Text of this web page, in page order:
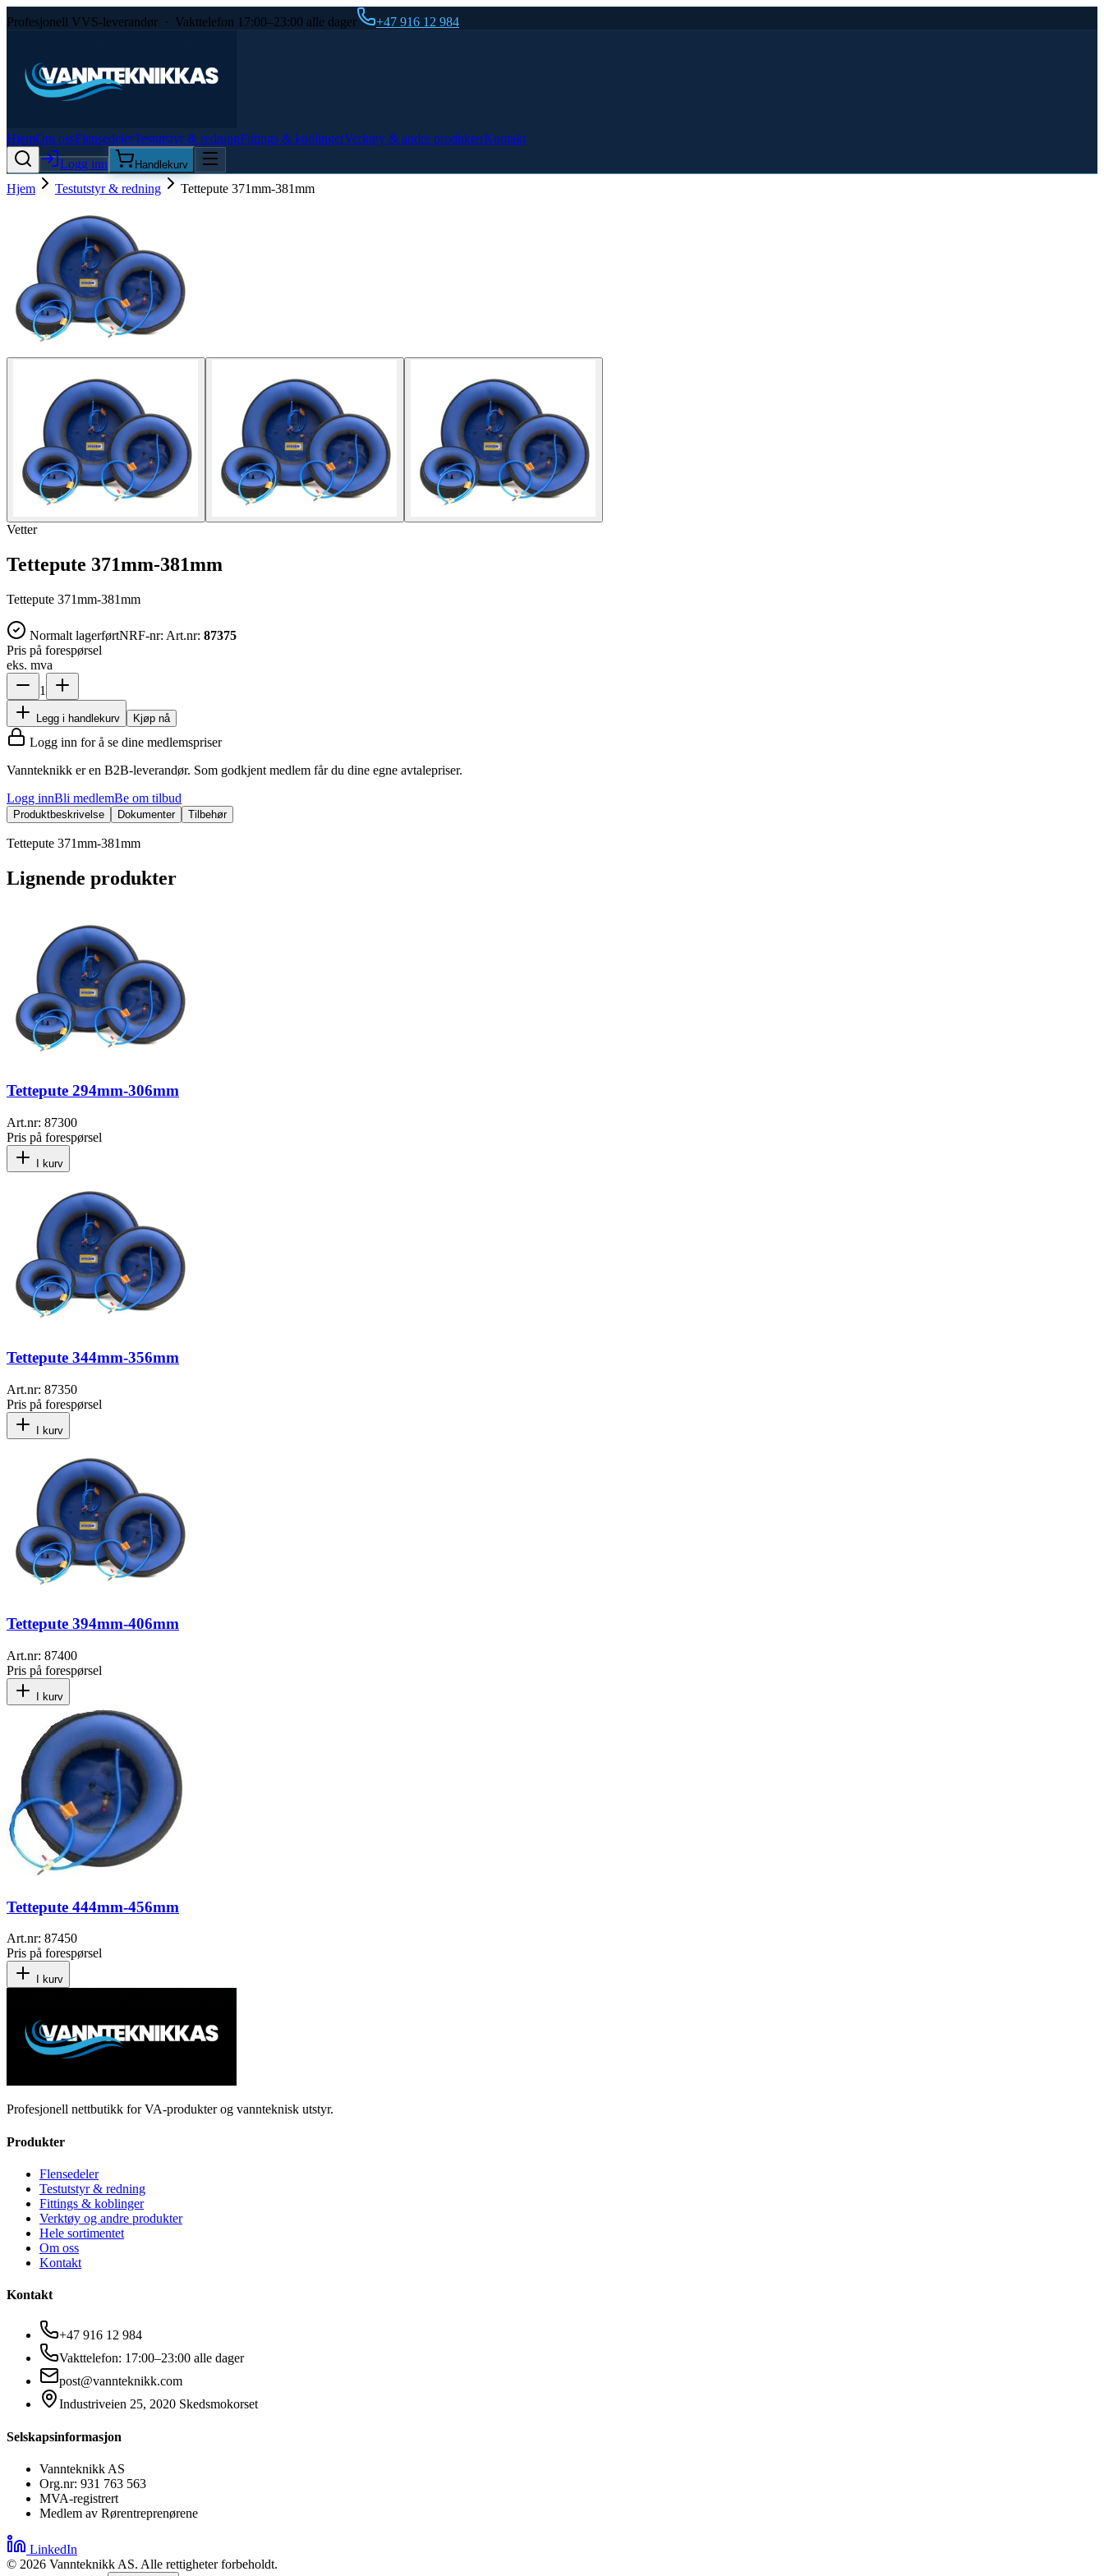
Profesjonell VVS-leverandør · Vakttelefon 17:00–23:00 alle dager +47 916 12 984
HjemOm ossFlensedelerTestutstyr & redningFittings & koblingerVerktøy & andre produkterKontakt
Logg inn
Handlekurv
Hjem Testutstyr & redning Tettepute 371mm-381mm
Vetter
Tettepute 371mm-381mm
Tettepute 371mm-381mm
Normalt lagerførtNRF-nr: Art.nr: 87375
Pris på forespørsel
eks. mva
1
Legg i handlekurv Kjøp nå
Logg inn for å se dine medlemspriser
Vannteknikk er en B2B-leverandør. Som godkjent medlem får du dine egne avtalepriser.
Logg innBli medlemBe om tilbud
Produktbeskrivelse Dokumenter Tilbehør
Tettepute 371mm-381mm
Lignende produkter
Tettepute 294mm-306mm
Art.nr: 87300
Pris på forespørsel
I kurv
Tettepute 344mm-356mm
Art.nr: 87350
Pris på forespørsel
I kurv
Tettepute 394mm-406mm
Art.nr: 87400
Pris på forespørsel
I kurv
Tettepute 444mm-456mm
Art.nr: 87450
Pris på forespørsel
I kurv
Profesjonell nettbutikk for VA-produkter og vannteknisk utstyr.
Produkter
Flensedeler
Testutstyr & redning
Fittings & koblinger
Verktøy og andre produkter
Hele sortimentet
Om oss
Kontakt
Kontakt
+47 916 12 984
Vakttelefon: 17:00–23:00 alle dager
post@vannteknikk.com
Industriveien 25, 2020 Skedsmokorset
Selskapsinformasjon
Vannteknikk AS
Org.nr: 931 763 563
MVA-registrert
Medlem av Rørentreprenørene
LinkedIn
© 2026 Vannteknikk AS. Alle rettigheter forbeholdt.